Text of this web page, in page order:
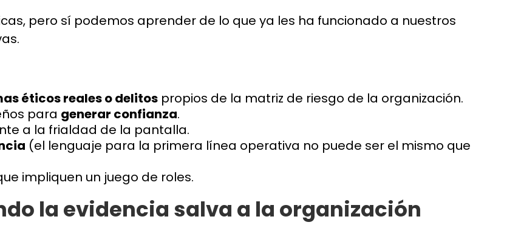
pero sí podemos aprender de lo que ya les ha funcionado a nuestros
éticos reales o delitos propios de la matriz de riesgo de la organización.
para generar confianza.
a la frialdad de la pantalla.
(el lenguaje para la primera línea operativa no puede ser el mismo que
impliquen un juego de roles.
la evidencia salva a la organización